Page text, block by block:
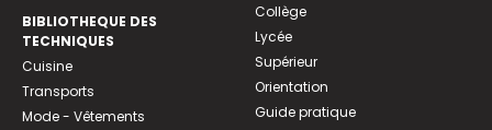
BIBLIOTHEQUE DES
TECHNIQUES
Cuisine
Transports
Mode - Vêtements
Collège
Lycée
Supérieur
Orientation
Guide pratique